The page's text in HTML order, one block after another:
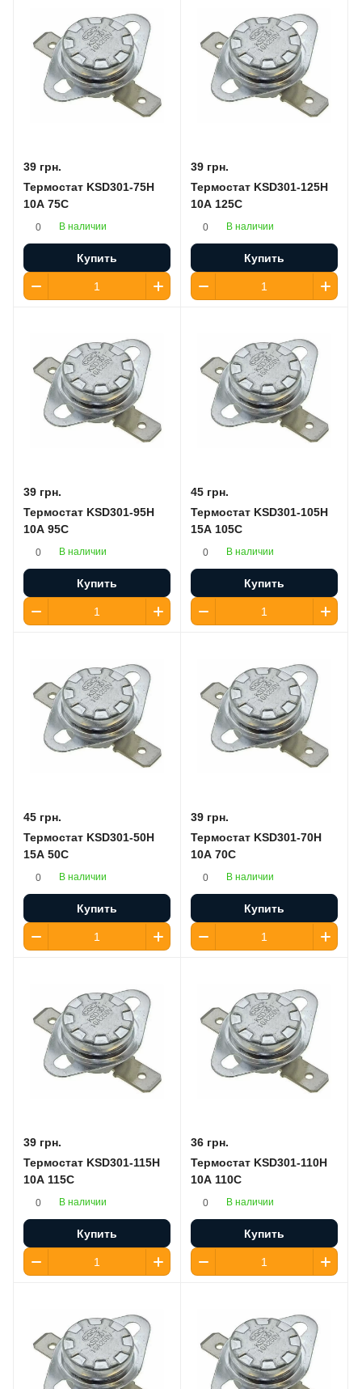
39 грн.
Термостат KSD301-75H
10A 75C
0 В наличии
Купить
39 грн.
Термостат KSD301-125H
10A 125C
0 В наличии
Купить
39 грн.
Термостат KSD301-95H
10A 95C
0 В наличии
Купить
45 грн.
Термостат KSD301-105H
15A 105C
0 В наличии
Купить
45 грн.
Термостат KSD301-50H
15A 50C
0 В наличии
Купить
39 грн.
Термостат KSD301-70H
10A 70C
0 В наличии
Купить
39 грн.
Термостат KSD301-115H
10A 115C
0 В наличии
Купить
36 грн.
Термостат KSD301-110H
10A 110C
0 В наличии
Купить